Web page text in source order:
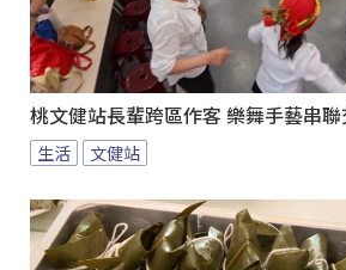
桃文健站長輩跨區作客 樂舞手藝串聯
生活 文健站